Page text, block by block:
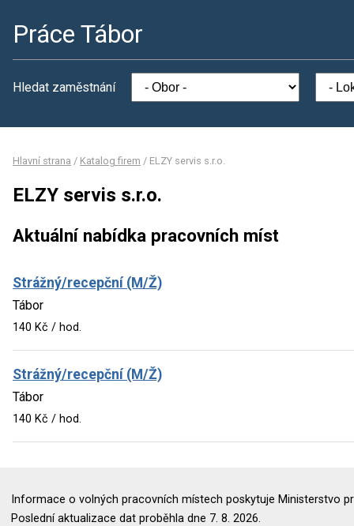
Práce Tábor
Hledat zaměstnání
Hlavní strana / Katalog firem / ELZY servis s.r.o.
ELZY servis s.r.o.
Aktuální nabídka pracovních míst
Strážný/recepční (M/Ž)
Tábor
140 Kč / hod.
Strážný/recepční (M/Ž)
Tábor
140 Kč / hod.
Informace o volných pracovních místech poskytuje Ministerstvo
Poslední aktualizace dat proběhla dne 7. 8. 2026.